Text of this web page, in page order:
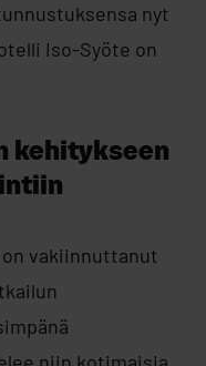
nyt
Iso-Syöte on
kehitykseen
vakiinnuttanut